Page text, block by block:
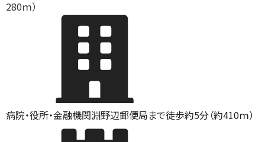
280ｍ）
病院・役所・金融機関淵野辺郵便局まで徒歩約5分（約410ｍ）